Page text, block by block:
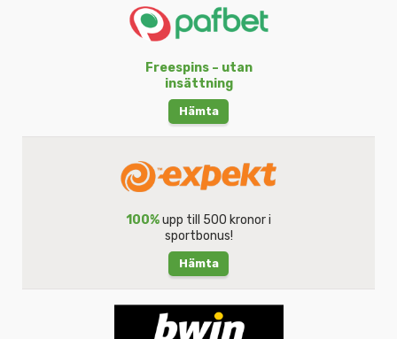
Freespins – utan
insättning
Hämta
100%upp till 500 kronor i
sportbonus!
Hämta